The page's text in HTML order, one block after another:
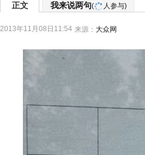
正文 我来说两句( 人参与)
2013年11月08日11:54 来源： 大众网